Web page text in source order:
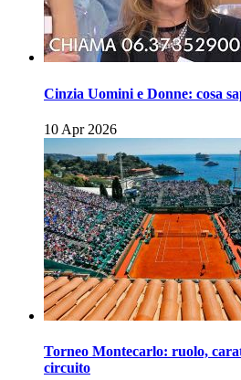
Cinzia Uomini e Donne: cosa
10 Apr 2026
Torneo Montecarlo: ruolo,
circuito